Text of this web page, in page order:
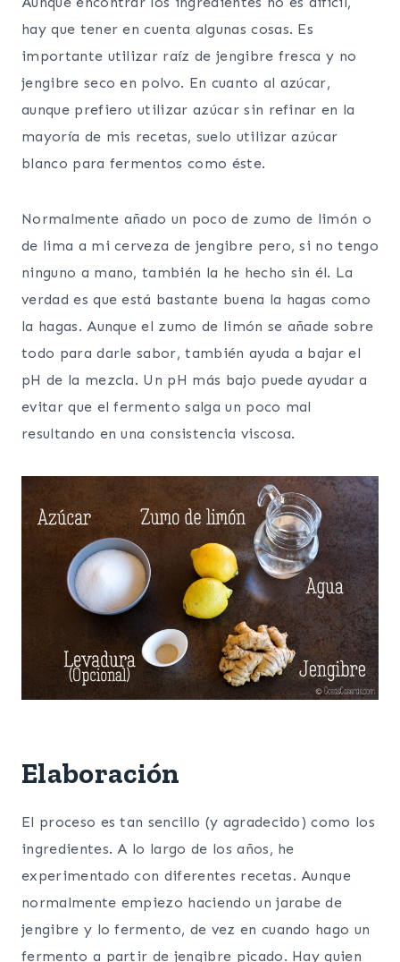
hay que tener en cuenta algunas cosas. Es
importante utilizar raíz de jengibre fresca y no
jengibre seco en polvo. En cuanto al azúcar,
aunque prefiero utilizar azúcar sin refinar en la
mayoría de mis recetas, suelo utilizar azúcar
blanco para fermentos como éste.
Normalmente añado un poco de zumo de limón o
de lima a mi cerveza de jengibre pero, si no tengo
ninguno a mano, también la he hecho sin él. La
verdad es que está bastante buena la hagas como
la hagas. Aunque el zumo de limón se añade sobre
todo para darle sabor, también ayuda a bajar el
pH de la mezcla. Un pH más bajo puede ayudar a
evitar que el fermento salga un poco mal
resultando en una consistencia viscosa.
Elaboración
El proceso es tan sencillo (y agradecido) como los
ingredientes. A lo largo de los años, he
experimentado con diferentes recetas. Aunque
normalmente empiezo haciendo un jarabe de
jengibre y lo fermento, de vez en cuando hago un
fermento a partir de jengibre picado. Hay quien